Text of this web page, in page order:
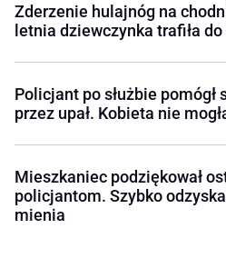
Zderzenie hulajnóg na
letnia dziewczynka trafiła
Policjant po służbie pomógł
przez upał. Kobieta nie
Mieszkaniec podziękował
policjantom. Szybko
mienia